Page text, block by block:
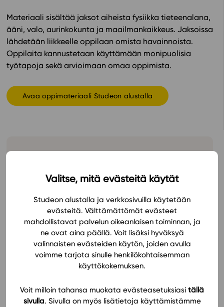
Valitse, mitä evästeitä käytät
Studeon alustalla ja verkkosivuilla käytetään
evästeitä. Välttämättömät evästeet
mahdollistavat palvelun oikeanlaisen toiminnan, ja
ne ovat aina päällä. Voit lisäksi hyväksyä
valinnaisten evästeiden käytön, joiden avulla
voimme tarjota sinulle henkilökohtaisemman
käyttökokemuksen.
Voit milloin tahansa muokata evästeasetuksiasi tällä
sivulla. Sivulla on myös lisätietoja käyttämistämme
Materiaali sisältää jaksot aiheista fysiikka tieteenalana,
ääni, valo, aurinkokunta ja maailmankaikkeus. Jaksoissa
lähdetään liikkeelle oppilaan omista havainnoista.
Oppilaita kannustetaan käyttämään monipuolisia
työtapoja sekä arvioimaan omaa oppimista.
Avaa oppimateriaali Studeon alustalla
Hinnasto